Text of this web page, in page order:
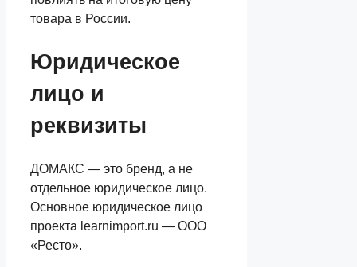
товара в России.
Юридическое
лицо и
реквизиты
ДОМАКС — это бренд, а не
отдельное юридическое лицо.
Основное юридическое лицо
проекта learnimport.ru — ООО
«Ресто».